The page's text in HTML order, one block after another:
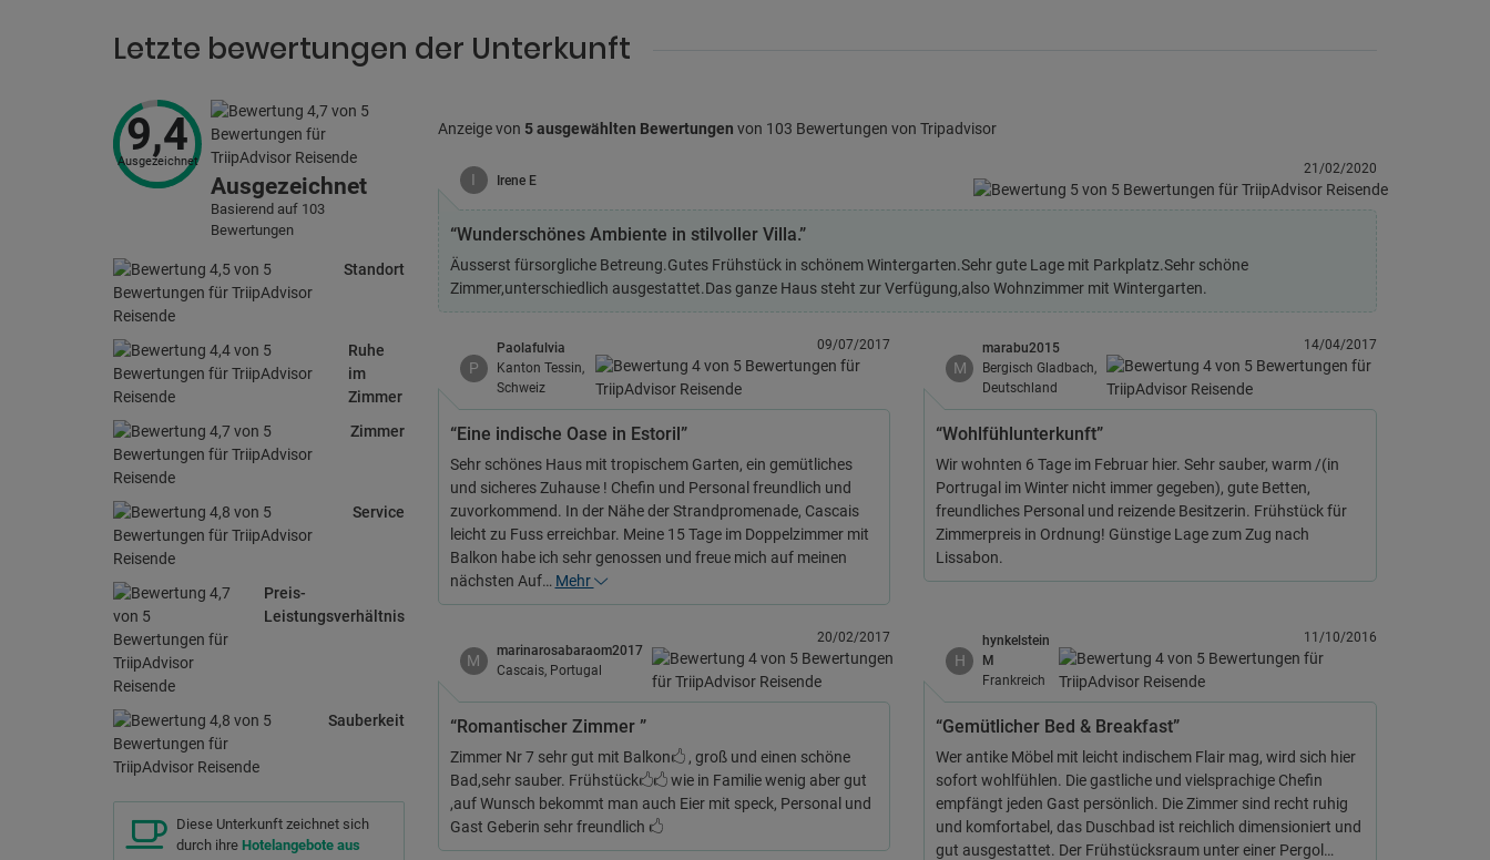
Letzte bewertungen der Unterkunft
9,4
Ausgezeichnet
Ausgezeichnet
Basierend auf 103
Bewertungen
Standort
Ruhe
im
Zimmer
Zimmer
Service
Preis-
Leistungsverhältnis
Sauberkeit
Diese Unterkunft zeichnet sich
durch ihre Hotelangebote aus
Anzeige von 5 ausgewählten Bewertungen von 103 Bewertungen von Tripadvisor
I Irene E
21/02/2020
“Wunderschönes Ambiente in stilvoller Villa.”
Äusserst fürsorgliche Betreung.Gutes Frühstück in schönem Wintergarten.Sehr gute Lage mit Parkplatz.Sehr schöne
Zimmer,unterschiedlich ausgestattet.Das ganze Haus steht zur Verfügung,also Wohnzimmer mit Wintergarten.
P
Paolafulvia
Kanton Tessin,
Schweiz
09/07/2017
“Eine indische Oase in Estoril”
Sehr schönes Haus mit tropischem Garten, ein gemütliches
und sicheres Zuhause ! Chefin und Personal freundlich und
zuvorkommend. In der Nähe der Strandpromenade, Cascais
leicht zu Fuss erreichbar. Meine 15 Tage im Doppelzimmer mit
Balkon habe ich sehr genossen und freue mich auf meinen
nächsten Auf… Mehr
M
marabu2015
Bergisch Gladbach,
Deutschland
14/04/2017
“Wohlfühlunterkunft”
Wir wohnten 6 Tage im Februar hier. Sehr sauber, warm /(in
Portrugal im Winter nicht immer gegeben), gute Betten,
freundliches Personal und reizende Besitzerin. Frühstück für
Zimmerpreis in Ordnung! Günstige Lage zum Zug nach
Lissabon.
M
marinarosabaraom2017
Cascais, Portugal
20/02/2017
“Romantischer Zimmer ”
Zimmer Nr 7 sehr gut mit Balkon🖒 , groß und einen schöne
Bad,sehr sauber. Frühstück🖒🖒 wie in Familie wenig aber gut
,auf Wunsch bekommt man auch Eier mit speck, Personal und
Gast Geberin sehr freundlich 🖒
H
hynkelstein
M
Frankreich
11/10/2016
“Gemütlicher Bed & Breakfast”
Wer antike Möbel mit leicht indischem Flair mag, wird sich hier
sofort wohlfühlen. Die gastliche und vielsprachige Chefin
empfängt jeden Gast persönlich. Die Zimmer sind recht ruhig
und komfortabel, das Duschbad ist reichlich dimensioniert und
gut ausgestattet. Der Frühstücksraum unter einer Pergol…